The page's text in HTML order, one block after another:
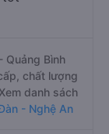
Quảng Bình
chất lượng
danh sách
- Nghệ An